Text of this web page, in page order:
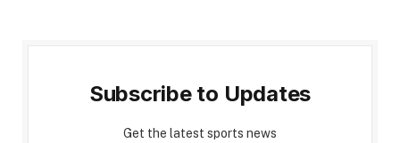
Subscribe to Updates
Get the latest sports news